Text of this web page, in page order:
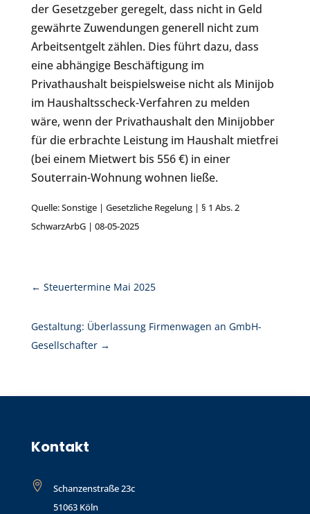
der Gesetzgeber geregelt, dass nicht in Geld
gewährte Zuwendungen generell nicht zum
Arbeitsentgelt zählen. Dies führt dazu, dass
eine abhängige Beschäftigung im
Privathaushalt beispielsweise nicht als Minijob
im Haushaltsscheck-Verfahren zu melden
wäre, wenn der Privathaushalt den Minijobber
für die erbrachte Leistung im Haushalt mietfrei
(bei einem Mietwert bis 556 €) in einer
Souterrain-Wohnung wohnen ließe.
Quelle: Sonstige | Gesetzliche Regelung | § 1 Abs. 2
SchwarzArbG | 08-05-2025
← Steuertermine Mai 2025
Gestaltung: Überlassung Firmenwagen an GmbH-
Gesellschafter→
Kontakt

Schanzenstraße 23c
51063 Köln